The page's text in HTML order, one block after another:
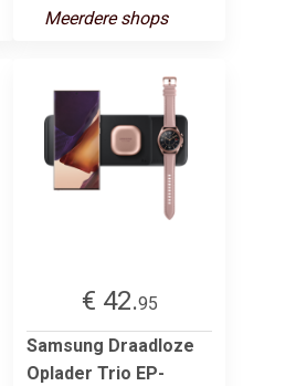
Meerdere shops
€ 42.95
Samsung Draadloze
Oplader Trio EP-